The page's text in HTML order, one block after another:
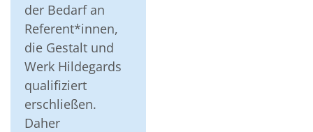
der Bedarf an
Referent*innen,
die Gestalt und
Werk Hildegards
qualifiziert
erschließen.
Daher